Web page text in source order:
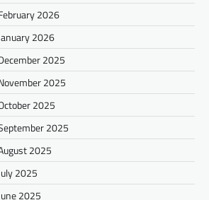
2026
2026
2025
2025
2025
2025
2025
2025
2025